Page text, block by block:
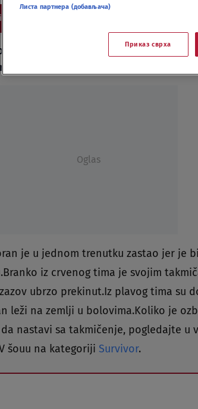
je da zaustavi današnji izazov zbog
tima.
Oglas
je u jednom trenutku zastao jer je
iz crvenog tima je svojim
ubrzo prekinut.Iz plavog tima su
leži na zemlji u bolovima.Koliko je
nastavi sa takmičenje, pogledajte u
šouu na kategoriji Survivor.
Листа партнера (добављача)
Приказ сврха